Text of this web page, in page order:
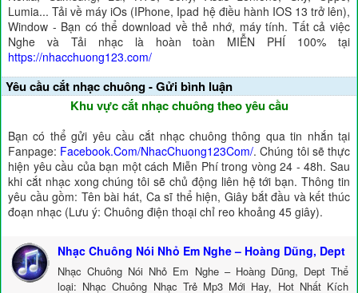
Lumia... Tải về máy iOs (IPhone, Ipad hệ điều hành IOS 13 trở lên),
Window - Bạn có thể download về thẻ nhớ, máy tính. Tất cả việc
Nghe và Tải nhạc là hoàn toàn MIỄN PHÍ 100% tại
https://nhacchuong123.com/
Yêu cầu cắt nhạc chuông - Gửi bình luận
Khu vực cắt nhạc chuông theo yêu cầu
Bạn có thể gửi yêu cầu cắt nhạc chuông thông qua tin nhắn tại
Fanpage: Facebook.Com/NhacChuong123Com/. Chúng tôi sẽ thực
hiện yêu cầu của bạn một cách Miễn Phí trong vòng 24 - 48h. Sau
khi cắt nhạc xong chúng tôi sẽ chủ động liên hệ tới bạn. Thông tin
yêu cầu gồm: Tên bài hát, Ca sĩ thể hiện, Giây bắt đầu và kết thúc
đoạn nhạc (Lưu ý: Chuông điện thoại chỉ reo khoảng 45 giây).
Nhạc Chuông Nói Nhỏ Em Nghe – Hoàng Dũng, Dept
Nhạc Chuông Nói Nhỏ Em Nghe – Hoàng Dũng, Dept Thể
loại: Nhạc Chuông Nhạc Trẻ Mp3 Mới Hay, Hot Nhất Kích